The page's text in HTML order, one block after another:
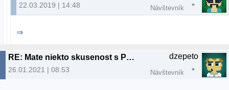
22.03.2019 | 14:48 Návštevník
⇒
RE: Mate niekto skusenost s Paysafecard?
26.01.2021 | 08:53
dzepeto
Návštevník